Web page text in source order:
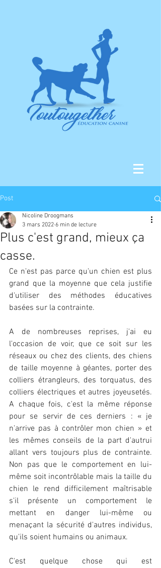
Post
Plus c'est grand, mieux ça
casse.
Nicoline Droogmans
3 mars 2022 6 min de lecture
Ce n'est pas parce qu'un chien est plus
grand que la moyenne que cela justifie
d'utiliser des méthodes éducatives
basées sur la contrainte.
A de nombreuses reprises, j'ai eu
l'occasion de voir, que ce soit sur les
réseaux ou chez des clients, des chiens
de taille moyenne à géantes, porter des
colliers étrangleurs, des torquatus, des
colliers électriques et autres joyeusetés.
A chaque fois, c'est la même réponse
pour se servir de ces derniers : « je
n'arrive pas à contrôler mon chien » et
les mêmes conseils de la part d'autrui
allant vers toujours plus de contrainte.
Non pas que le comportement en lui-
même soit incontrôlable mais la taille du
chien le rend difficilement maîtrisable
s'il présente un comportement le
mettant en danger lui-même ou
menaçant la sécurité d'autres individus,
qu'ils soient humains ou animaux.
C'est quelque chose qui est